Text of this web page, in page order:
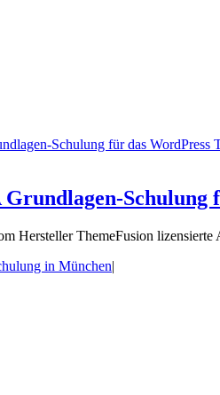
Schulung für das WordPress
Grundlagen-Schulung
Hersteller ThemeFusion
in München|